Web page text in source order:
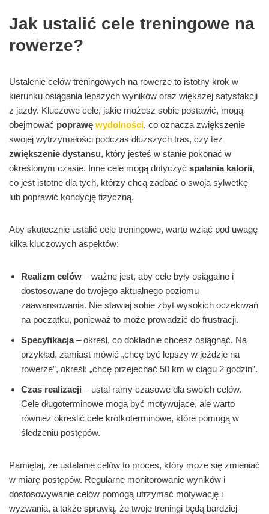
Jak ustalić cele treningowe na
rowerze?
Ustalenie celów treningowych na rowerze to istotny krok w
kierunku osiągania lepszych wyników oraz większej satysfakcji
z jazdy. Kluczowe cele, jakie możesz sobie postawić, mogą
obejmować poprawę wydolności, co oznacza zwiększenie
swojej wytrzymałości podczas dłuższych tras, czy też
zwiększenie dystansu, który jesteś w stanie pokonać w
określonym czasie. Inne cele mogą dotyczyć spalania kalorii,
co jest istotne dla tych, którzy chcą zadbać o swoją sylwetkę
lub poprawić kondycję fizyczną.
Aby skutecznie ustalić cele treningowe, warto wziąć pod uwagę
kilka kluczowych aspektów:
Realizm celów – ważne jest, aby cele były osiągalne i
dostosowane do twojego aktualnego poziomu
zaawansowania. Nie stawiaj sobie zbyt wysokich oczekiwań
na początku, ponieważ to może prowadzić do frustracji.
Specyfikacja– określ, co dokładnie chcesz osiągnąć. Na
przykład, zamiast mówić „chcę być lepszy w jeździe na
rowerze”, określ: „chcę przejechać 50 km w ciągu 2 godzin”.
Czas realizacji – ustal ramy czasowe dla swoich celów.
Cele długoterminowe mogą być motywujące, ale warto
również określić cele krótkoterminowe, które pomogą w
śledzeniu postępów.
Pamiętaj, że ustalanie celów to proces, który może się zmieniać
w miarę postępów. Regularne monitorowanie wyników i
dostosowywanie celów pomogą utrzymać motywację i
wyzwania, a także sprawią, że twoje treningi będą bardziej